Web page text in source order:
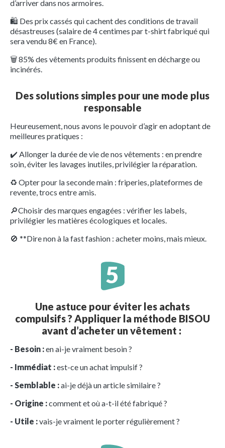
d’arriver dans nos armoires.
🛍️ Des prix cassés qui cachent des conditions de travail
désastreuses (salaire de 4 centimes par t-shirt fabriqué qui
sera vendu 8€ en France).
🗑️ 85% des vêtements produits finissent en décharge ou
incinérés.
Des solutions simples pour une mode plus
responsable
Heureusement, nous avons le pouvoir d’agir en adoptant de
meilleures pratiques :
✔️ Allonger la durée de vie de nos vêtements : en prendre
soin, éviter les lavages inutiles, privilégier la réparation.
♻️ Opter pour la seconde main : friperies, plateformes de
revente, trocs entre amis.
🔎Choisir des marques engagées : vérifier les labels,
privilégier les matières écologiques et locales.
🚫 **Dire non à la fast fashion : acheter moins, mais mieux.
Une astuce pour éviter les achats
compulsifs ? Appliquer la méthode BISOU
avant d’acheter un vêtement :
- Besoin :en ai-je vraiment besoin ?
- Immédiat :est-ce un achat impulsif ?
- Semblable :ai-je déjà un article similaire ?
- Origine :comment et où a-t-il été fabriqué ?
- Utile :vais-je vraiment le porter régulièrement ?